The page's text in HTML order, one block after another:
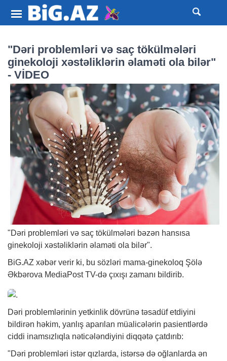
"Dəri problemləri və saç tökülmələri
ginekoloji xəstəliklərin əlaməti ola bilər"
- VİDEO
"Dəri problemləri və saç tökülmələri bəzən hansısa
ginekoloji xəstəliklərin əlaməti ola bilər".
BiG.AZ xəbər verir ki, bu sözləri mama-ginekoloq Şölə
Əkbərova MediaPost TV-də çıxışı zamanı bildirib.
Dəri problemlərinin yetkinlik dövrünə təsadüf etdiyini
bildirən həkim, yanlış aparılan müalicələrin pasientlərdə
ciddi inamsızlıqla nəticələndiyini diqqətə çatdırıb:
"Dəri problemləri istər qızlarda, istərsə də oğlanlarda ən